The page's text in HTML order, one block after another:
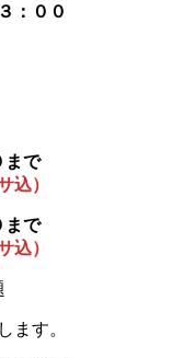
：００
まで
込）
まで
込）
ます。